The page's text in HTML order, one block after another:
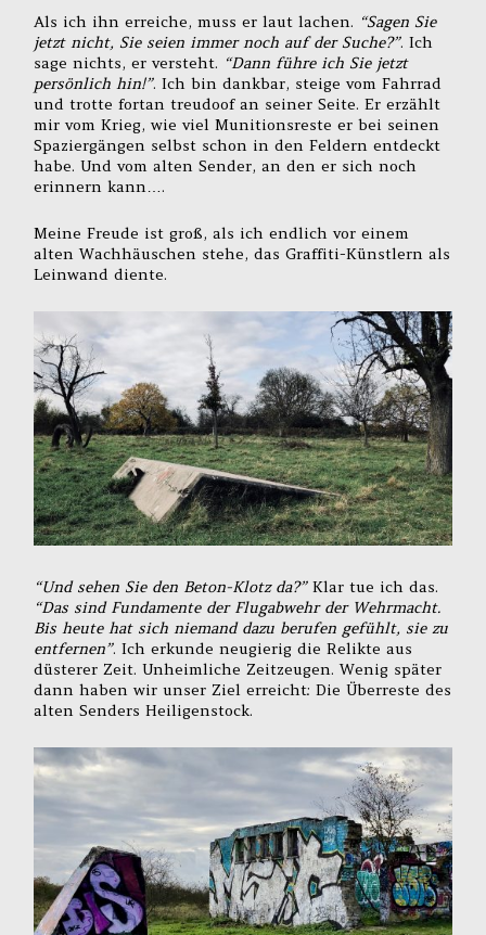
Als ich ihn erreiche, muss er laut lachen. “Sagen Sie
jetzt nicht, Sie seien immer noch auf der Suche?”. Ich
sage nichts, er versteht. “Dann führe ich Sie jetzt
persönlich hin!”. Ich bin dankbar, steige vom Fahrrad
und trotte fortan treudoof an seiner Seite. Er erzählt
mir vom Krieg, wie viel Munitionsreste er bei seinen
Spaziergängen selbst schon in den Feldern entdeckt
habe. Und vom alten Sender, an den er sich noch
erinnern kann….
Meine Freude ist groß, als ich endlich vor einem
alten Wachhäuschen stehe, das Graffiti-Künstlern als
Leinwand diente.
“Und sehen Sie den Beton-Klotz da?”Klar tue ich das.
“Das sind Fundamente der Flugabwehr der Wehrmacht.
Bis heute hat sich niemand dazu berufen gefühlt, sie zu
entfernen”. Ich erkunde neugierig die Relikte aus
düsterer Zeit. Unheimliche Zeitzeugen. Wenig später
dann haben wir unser Ziel erreicht: Die Überreste des
alten Senders Heiligenstock.